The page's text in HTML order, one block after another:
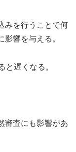
みを行うことで何
響を与える。
と遅くなる。
審査にも影響があ